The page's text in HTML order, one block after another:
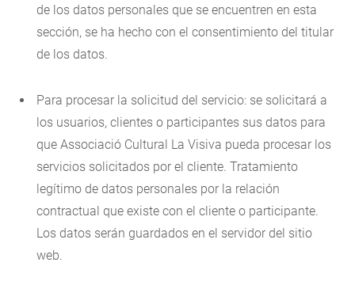
de los datos personales que se encuentren en esta
sección, se ha hecho con el consentimiento del titular
de los datos.
Para procesar la solicitud del servicio: se solicitará a
los usuarios, clientes o participantes sus datos para
que Associació Cultural La Visiva pueda procesar los
servicios solicitados por el cliente. Tratamiento
legítimo de datos personales por la relación
contractual que existe con el cliente o participante.
Los datos serán guardados en el servidor del sitio
web.